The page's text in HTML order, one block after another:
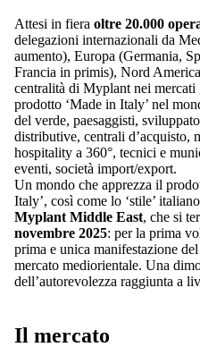
Attesi in fiera oltre 20.000
delegazioni internazionali da
aumento), Europa (Germania,
Francia in primis), Nord
centralità di Myplant nei mercati
prodotto ‘Made in Italy’ nel
del verde, paesaggisti,
distributive, centrali d’acquisto,
hospitality a 360°, tecnici e
eventi, società import/export.
Un mondo che apprezza il
Italy’, così come lo ‘stile’
Myplant Middle East, che si
novembre 2025: per la prima
prima e unica manifestazione
mercato mediorientale. Una
dell’autorevolezza raggiunta a
Il mercato